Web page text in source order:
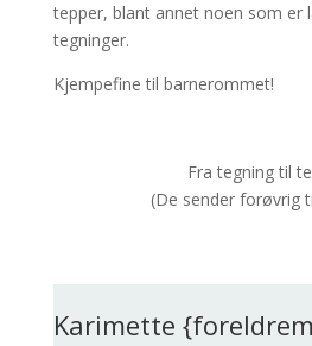
tepper, blant annet noen som er
tegninger.
Kjempefine til barnerommet!
Fra tegning til
(De sender forøvrig
Karimette